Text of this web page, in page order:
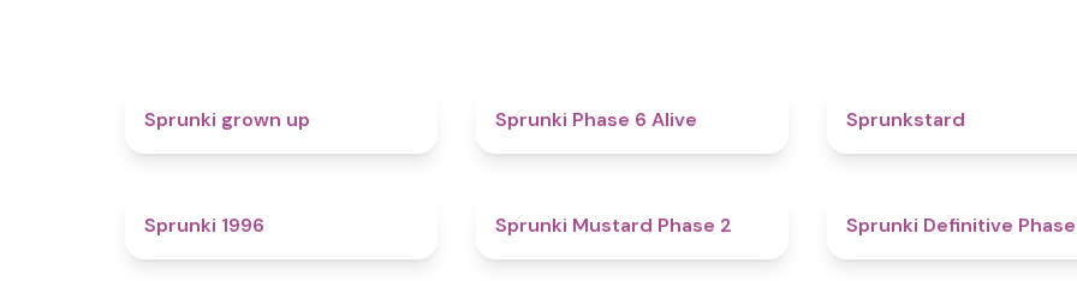
Sprunki grown up Sprunki Phase 6 Alive Sprunkstard
Sprunki 1996 Sprunki Mustard Phase 2 Sprunki Definitive